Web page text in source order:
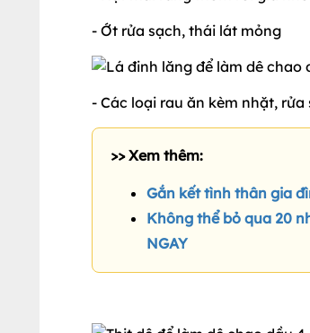
- Ớt rửa sạch, thái lát mỏng
- Các loại rau ăn kèm nhặt, rửa
>> Xem thêm:
Gắn kết tình thân gia
Không thể bỏ qua 20
NGAY